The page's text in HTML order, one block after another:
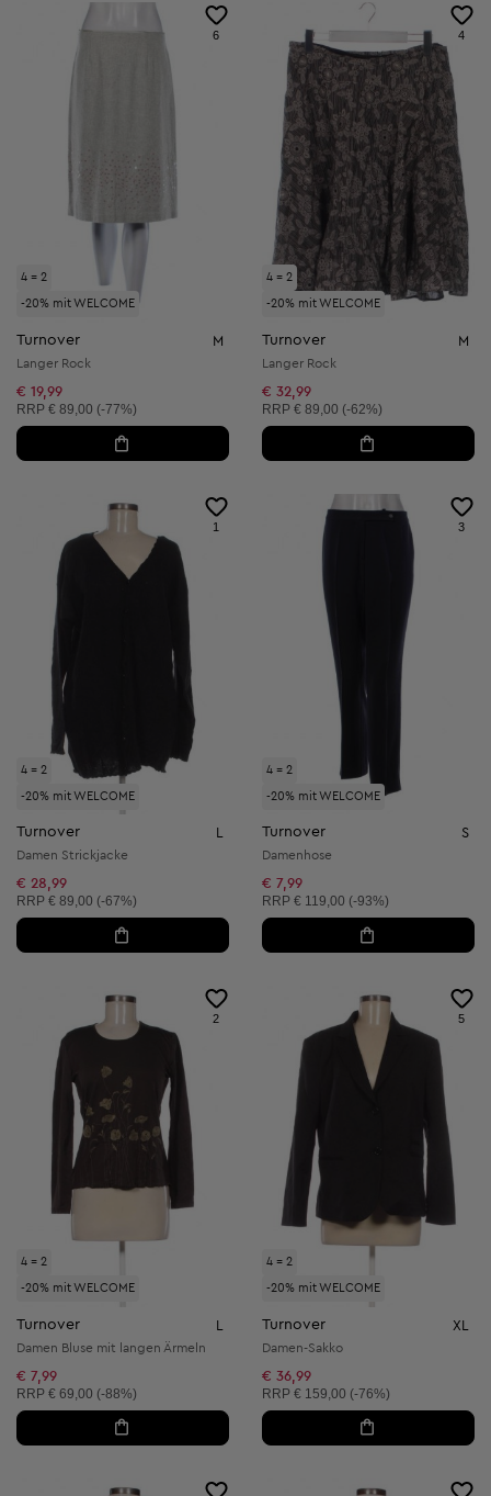
4 = 2
-20% mit WELCOME
6
Turnover M
Langer Rock
€ 19,99
Unverbindliche Preisempfehlung:
RRP € 89,00 (-77%)
4 = 2
-20% mit WELCOME
4
Turnover M
Langer Rock
€ 32,99
Unverbindliche Preisempfehlung:
RRP € 89,00 (-62%)
4 = 2
-20% mit WELCOME
1
Turnover
Damen Strickjacke
€ 28,99
Unverbindliche Preisempfehlung:
RRP € 89,00 (-67%)
4 = 2
-20% mit WELCOME
3
Turnover S
Damenhose
€ 7,99
Unverbindliche Preisempfehlung:
RRP € 119,00 (-93%)
4 = 2
-20% mit WELCOME
2
Turnover L
Damen Bluse mit langen Ärmeln
€ 7,99
Unverbindliche Preisempfehlung:
RRP € 69,00 (-88%)
4 = 2
-20% mit WELCOME
5
Turnover XL
Damen-Sakko
€ 36,99
Unverbindliche Preisempfehlung:
RRP € 159,00 (-76%)